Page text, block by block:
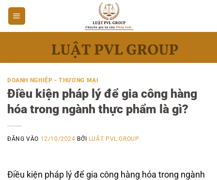
Bỏ
qua
nội
DOANH NGHIỆP - THƯƠNG MẠI
Điều kiện pháp lý để gia công hàng
hóa trong ngành thực phẩm là gì?
ĐĂNG VÀO 12/10/2024 BỞI LUẬT PVL GROUP
Điều kiện pháp lý để gia công hàng hóa trong ngành